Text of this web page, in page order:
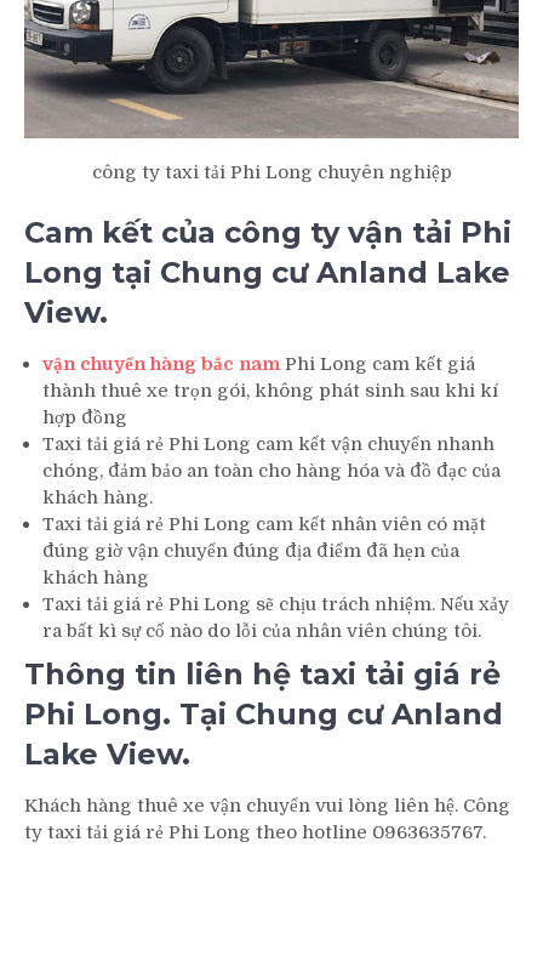
công ty taxi tải Phi Long chuyên nghiệp
Cam kết của công ty vận tải Phi
Long tại Chung cư Anland Lake
View.
vận chuyển hàng bắc nam Phi Long cam kết giá
thành thuê xe trọn gói, không phát sinh sau khi kí
hợp đồng
Taxi tải giá rẻ Phi Long cam kết vận chuyển nhanh
chóng, đảm bảo an toàn cho hàng hóa và đồ đạc của
khách hàng.
Taxi tải giá rẻ Phi Long cam kết nhân viên có mặt
đúng giờ vận chuyển đúng địa điểm đã hẹn của
khách hàng
Taxi tải giá rẻ Phi Long sẽ chịu trách nhiệm. Nếu xảy
ra bất kì sự cố nào do lỗi của nhân viên chúng tôi.
Thông tin liên hệ taxi tải giá rẻ
Phi Long. Tại Chung cư Anland
Lake View.
Khách hàng thuê xe vận chuyển vui lòng liên hệ. Công
ty taxi tải giá rẻ Phi Long theo hotline 0963635767.